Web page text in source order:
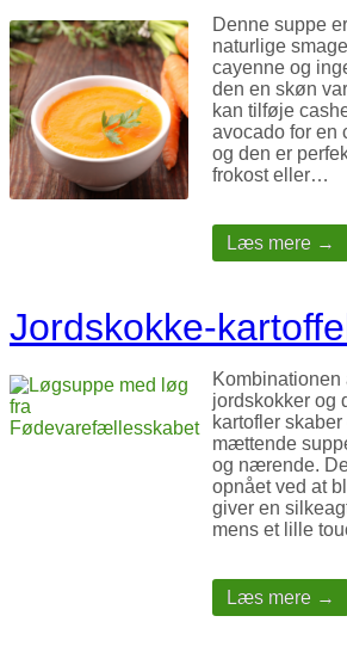
Denne suppe
naturlige
cayenne og
den en skøn
kan tilføje
avocado for en
og den er
frokost eller…
Læs mere →
Jordskokke-
Kombinationen
jordskokker og
kartofler
mættende
og nærende.
opnået ved at
giver en
mens et lille
Læs mere →